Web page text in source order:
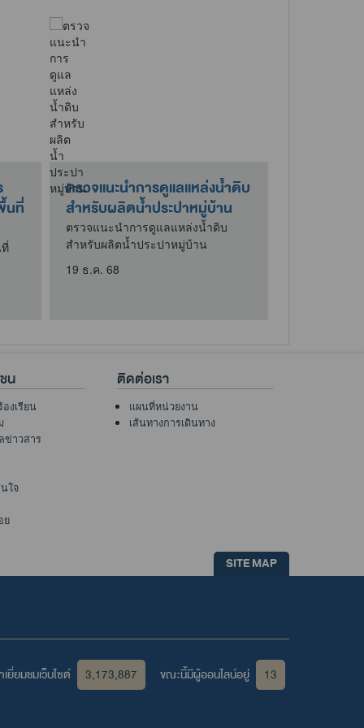
นที่
ตรวจแนะนำการดูแลแหล่งน้ำดิบ
สำหรับผลิตน้ำประปาหมู่บ้าน
ตรวจแนะนำการดูแลแหล่งน้ำดิบ
สำหรับผลิตน้ำประปาหมู่บ้าน
19 ธ.ค. 68
น
องเรียน
ข่าวสาร
ใจ
ย
ติดต่อเรา
แผนที่หน่วยงาน
เส้นทางการเดินทาง
SITE MAP
เยี่ยมชมเว็บไซต์ 3,173,887 ขณะนี้มีผู้ออนไลน์อยู่
13